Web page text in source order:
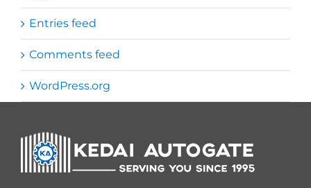
Entries feed
Comments feed
WordPress.org